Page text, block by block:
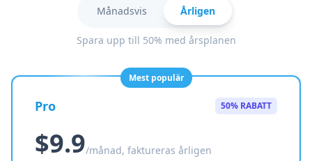
Månadsvis Årligen
Spara upp till 50% med årsplanen
Mest populär
Pro 50% RABATT
$9.9/månad, faktureras årligen